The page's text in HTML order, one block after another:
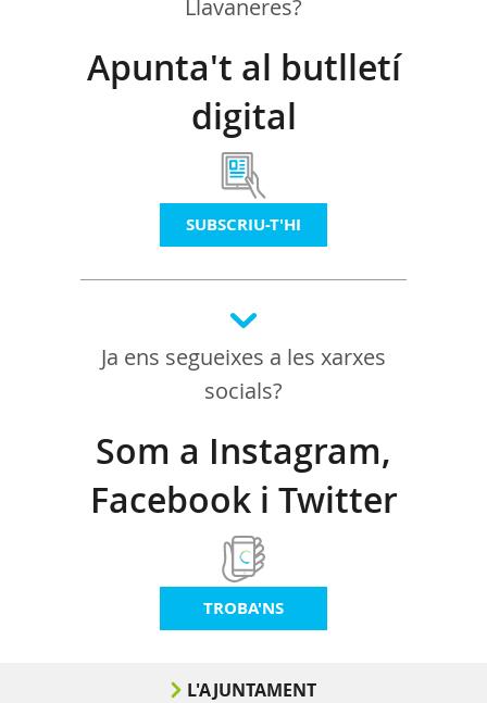
Llavaneres?
Apunta't al butlletí
digital
SUBSCRIU-T'HI
Ja ens segueixes a les xarxes
socials?
Som a Instagram,
Facebook i Twitter
TROBA'NS
L'AJUNTAMENT